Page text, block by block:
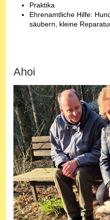
Praktika
Ehrenamtliche Hilfe:
säubern, kleine
Ahoi